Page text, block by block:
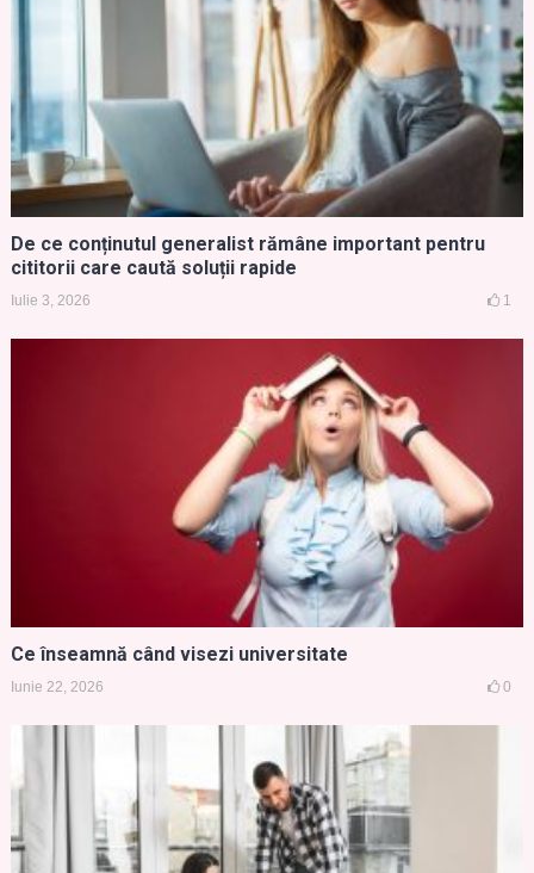
De ce conținutul generalist rămâne important pentru
cititorii care caută soluții rapide
Iulie 3, 2026 1
Ce înseamnă când visezi universitate
Iunie 22, 2026 0